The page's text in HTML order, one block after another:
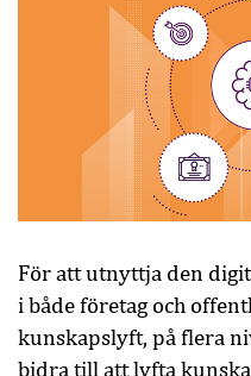
För att utnyttja den
i både företag och
kunskapslyft, på flera
bidra till att lyfta